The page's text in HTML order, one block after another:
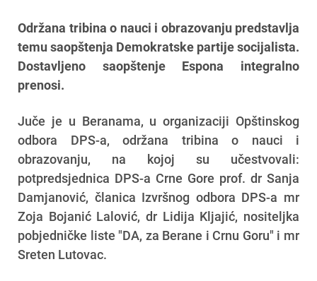
Održana tribina o nauci i obrazovanju predstavlja
temu saopštenja Demokratske partije socijalista.
Dostavljeno saopštenje Espona integralno
prenosi.
Juče je u Beranama, u organizaciji Opštinskog
odbora DPS-a, održana tribina o nauci i
obrazovanju, na kojoj su učestvovali:
potpredsjednica DPS-a Crne Gore prof. dr Sanja
Damjanović, članica Izvršnog odbora DPS-a mr
Zoja Bojanić Lalović, dr Lidija Kljajić, nositeljka
pobjedničke liste "DA, za Berane i Crnu Goru" i mr
Sreten Lutovac.